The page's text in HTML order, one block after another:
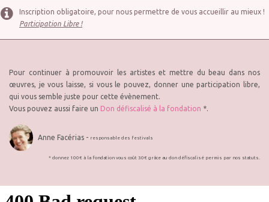
Inscription obligatoire, pour nous permettre de vous accueillir au mieux !
Participation Libre !
Pour continuer à promouvoir les artistes et mettre du beau dans nos
œuvres, je vous laisse, si vous le pouvez, donner une participation libre,
qui vous semble juste pour cette évènement.
Vous pouvez aussi faire un Don défiscalisé à la fondation *.
Anne Facérias - responsable des festivals
* donnez 100€ à la fondation vous coût 30€ grâce au don défiscalisé permis par nos statuts.